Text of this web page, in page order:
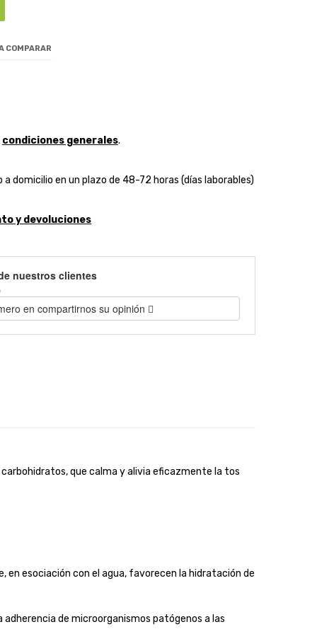
COMPARAR
condiciones generales.
domicilio en un plazo de 48-72 horas (días laborables)
y devoluciones
nuestros clientes
en compartirnos su opinión
que calma y alivia eficazmente la tos
esociación con el agua, favorecen la hidratación de
adherencia de microorganismos patógenos a las